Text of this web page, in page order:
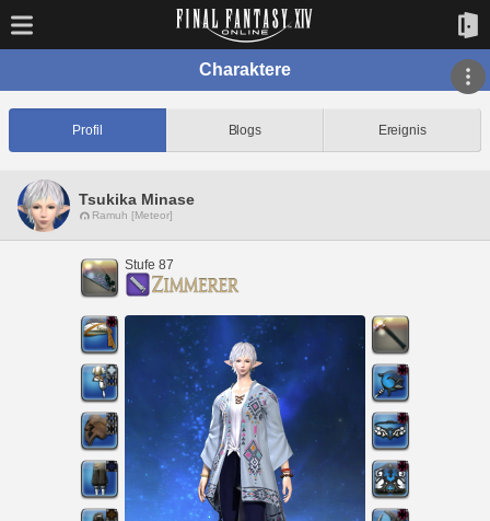
Charaktere
Profil Blogs Ereignis
Tsukika Minase
Ramuh [Meteor]
Stufe 87